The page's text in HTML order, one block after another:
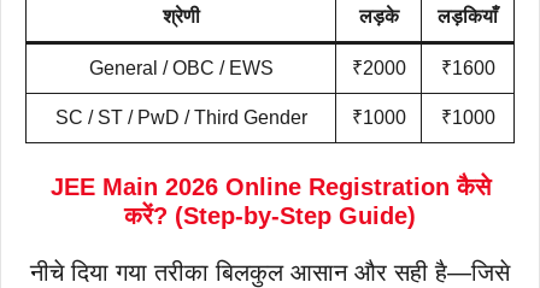
श्रेणी लड़के लड़कियाँ
General / OBC / EWS ₹2000 ₹1600
SC / ST / PwD / Third Gender ₹1000 ₹1000
JEE Main 2026 Online Registration कैसे
करें? (Step-by-Step Guide)
नीचे दिया गया तरीका बिलकुल आसान और सही है—जिसे